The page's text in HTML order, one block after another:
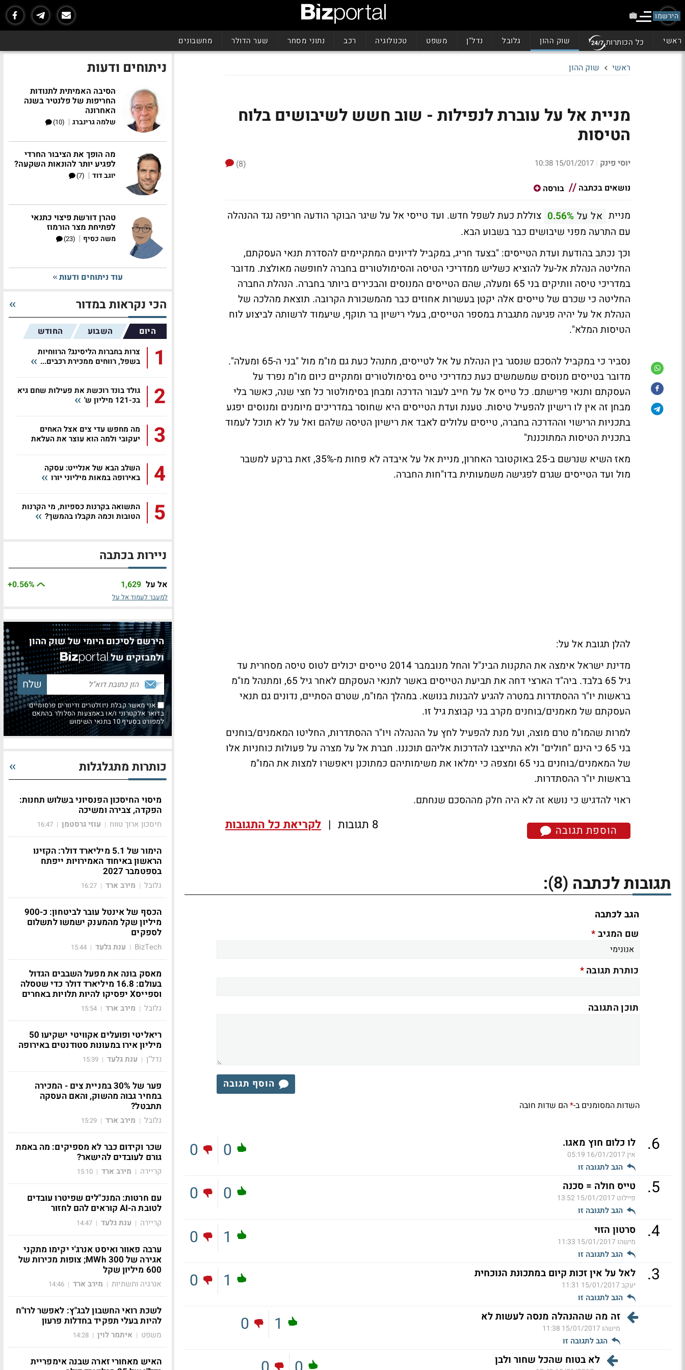
הירשמו
ראשי כל הכותרות שוק ההון גלובל נדל"ן משפט טכנולוגיה רכב נתוני מסחר שער הדולר מחשבונים
ראשי שוק ההון
מניית אל על עוברת לנפילות - שוב חשש לשיבושים בלוח
הטיסות
יוסי פינק |
15/01/2017 10:38
(8)
נושאים בכתבה
בורסה
מניית אל על 0.56% צוללת כעת לשפל חדש. ועד טייסי אל על שיגר הבוקר הודעה חריפה נגד ההנהלה
עם התרעה מפני שיבושים כבר בשבוע הבא.
וכך נכתב בהודעת ועדת הטייסים: "בצעד חריג, במקביל לדיונים המתקיימים להסדרת תנאי העסקתם,
החליטה הנהלת אל-על להוציא כשליש ממדריכי הטיסה והסימולטורים בחברה לחופשה מאולצת. מדובר
במדריכי טיסה וותיקים בני 65 ומעלה, שהם הטייסים המנוסים והבכירים ביותר בחברה. הנהלת החברה
החליטה כי שכרם של טייסים אלה יקטן בעשרות אחוזים כבר מהמשכורת הקרובה. תוצאת מהלכה של
הנהלת אל על יהיה פגיעה מתגברת במספר הטייסים, בעלי רישיון בר תוקף, שיעמוד לרשותה לביצוע לוח
הטיסות המלא".
נסביר כי במקביל להסכם שנסגר בין הנהלת על אל לטייסים, מתנהל כעת גם מו"מ מול "בני ה-65 ומעלה".
מדובר בטייסים מנוסים שמשמשים כעת כמדריכי טייס בסימולטורים ומתקיים כיום מו"מ נפרד על
העסקתם ותנאי פרישתם. כל טייס אל על חייב לעבור הדרכה ומבחן בסימולטור כל חצי שנה, כאשר בלי
מבחן זה אין לו רישיון להפעיל טיסות. טענת ועדת הטייסים היא שחוסר במדריכים מיומנים ומנוסים יפגע
בתכניות הרישוי וההדרכה בחברה, טייסים עלולים לאבד את רישיון הטיסה שלהם ואל על לא תוכל לעמוד
בתכנית הטיסות המתוכננת"
מאז השיא שנרשם ב-25 באוקטובר האחרון, מניית אל על איבדה לא פחות מ-35%, זאת ברקע למשבר
מול ועד הטייסים שגרם לפגישה משמעותית בדו"חות החברה.
להלן תגובת אל על:
מדינת ישראל אימצה את התקנות הבינ"ל והחל מנובמבר 2014 טייסים יכולים לטוס טיסה מסחרית עד
גיל 65 בלבד. ביה"ד הארצי דחה את תביעת הטייסים באשר לתנאי העסקתם לאחר גיל 65, ומתנהל מו"מ
בראשות יו"ר ההסתדרות במטרה להגיע להבנות בנושא. במהלך המו"מ, שטרם הסתיים, נדונים גם תנאי
העסקתם של מאמנים/בוחנים מקרב בני קבוצת גיל זו.
למרות שהמו"מ טרם מוצה, ועל מנת להפעיל לחץ על ההנהלה ויו"ר ההסתדרות, החליטו המאמנים/בוחנים
בני 65 כי הינם "חולים" ולא התייצבו להדרכות אליהם תוכננו. חברת אל על מצרה על פעולות כוחניות אלו
של המאמנים/בוחנים בני 65 ומצפה כי ימלאו את משימותיהם כמתוכנן ויאפשרו למצות את המו"מ
בראשות יו"ר ההסתדרות.
ראוי להדגיש כי נושא זה לא היה חלק מההסכם שנחתם.
הוספת תגובה 8 תגובות | לקריאת כל התגובות
תגובות לכתבה (8)
:
הגב לכתבה
שם המגיב*
כותרת תגובה*
תוכן התגובה
הוסף תגובה
השדות המסומנים ב-*הם שדות חובה
6
. לו כלום חוץ מאגו.
אין16/01/2017 05:19
הגב לתגובה זו
0
0
5
. טייס חולה = סכנה
פיילוט 15/01/2017 13:52
הגב לתגובה זו
0
0
4
. סרטון הזוי
מישהו15/01/2017 11:33
הגב לתגובה זו
1
0
3
. לאל על אין זכות קיום במתכונת הנוכחית
יעקב15/01/2017 11:31
הגב לתגובה זו
1
0
זה מה שההנהלה מנסה לעשות לא
מישהו15/01/2017 11:38
הגב לתגובה זו
1
0
לא בטוח שהכל שחור ולבן
ניתוחים ודעות
הסיבה האמיתית לתנודות
החריפות של פלנטיר בשנה
האחרונה
שלמה גרינברג |
(10)
מה הופך את הציבור החרדי
לפגיע יותר להונאות השקעה?
יוגב דוד |
(7)
טהרן דורשת פיצוי כתנאי
לפתיחת מצר הורמוז
משה כסיף |
(23)
עוד ניתוחים ודעות
הכי נקראות במדור
היום השבוע החודש
1
צרות בחברות הליסינג? הרווחיות
בשפל, רווחים ממכירת רכבים...
2
גולד בונד רוכשת את פעילות שחם גיא
בכ-121 מיליון ש'
3
מה מחפש עדי צים אצל האחים
יעקובי ולמה הוא עוצר את העלאת
4
השלב הבא של אנלייט: עסקה
באירופה במאות מיליוני יורו
5
התשואה בקרנות כספיות, מי הקרנות
הטובות וכמה תקבלו בהמשך?
ניירות בכתבה
אל על 1,629
+0.56%
למעבר לעמוד אל על
הירשם לסיכום היומי של שוק ההון
ולמבזקים של
אני מאשר קבלת ניוזלטרים ודיוורים פרסומיים
בדואר אלקטרוני ו/או באמצעות הסלולר בהתאם
למפורט בסעיף 10 בתנאי השימוש
כותרות מתגלגלות
מיסוי החיסכון הפנסיוני בשלוש תחנות:
הפקדה, צבירה ומשיכה
חיסכון ארוך טווח | עוזי גרסטמן |
16:47
הימור של 5.1 מיליארד דולר: הקזינו
הראשון באיחוד האמירויות ייפתח
בספטמבר 2027
גלובל | מירב ארד |
16:27
הכסף של אינטל עובר לביטחון: כ-900
מיליון שקל מהמענק ישמשו לתשלום
לספקים
BizTech
| ענת גלעד |
15:44
מאסק בונה את מפעל השבבים הגדול
בעולם: 16.8 מיליארד דולר כדי שטסלה
וספייסX יפסיקו להיות תלויות באחרים
גלובל | מירב ארד |
15:54
ריאליטי ופועלים אקוויטי ישקיעו 50
מיליון אירו במעונות סטודנטים באירופה
נדל"ן | ענת גלעד |
15:39
פער של 30% במניית צים - המכירה
במחיר גבוה מהשוק, והאם העסקה
תתבטל?
גלובל | מירב ארד |
15:29
שכר וקידום כבר לא מספיקים: מה באמת
גורם לעובדים להישאר?
קריירה | מירב ארד |
15:10
עם חרטות: המנכ"לים שפיטרו עובדים
לטובת ה-AI קוראים להם לחזור
קריירה | ענת גלעד |
14:47
ערבה פאוור ואיסט אנרג'י יקימו מתקני
אגירה של 300 MWh; צופות מכירות של
600 מיליון שקל
אנרגיה ותשתיות | מירב ארד |
14:46
לשכת רואי החשבון לבג"ץ: לאפשר לרו"ח
להיות בעלי תפקיד בחדלות פרעון
משפט | איתמר לוין |
14:28
האיש מאחורי זארה שבנה אימפריית